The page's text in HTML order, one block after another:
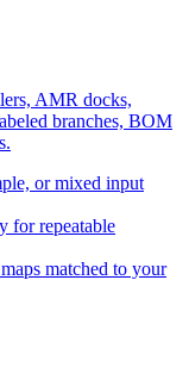
AMR docks,
branches, BOM
or mixed input
for repeatable
matched to your